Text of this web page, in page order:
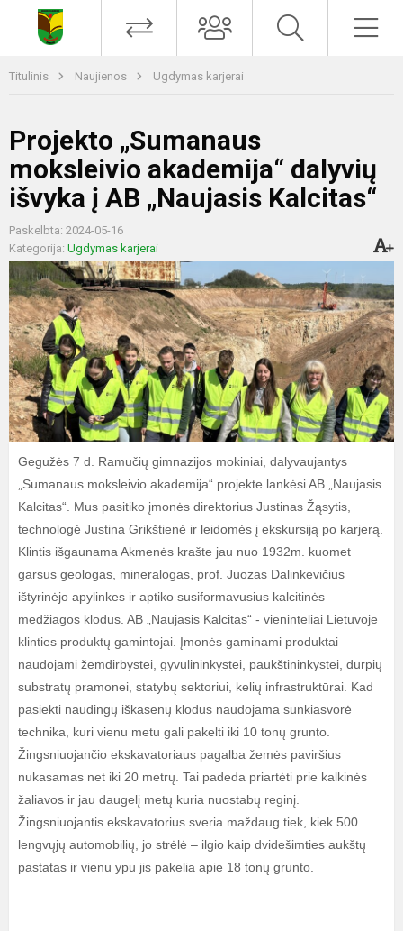
Titulinis Naujienos Ugdymas karjerai
Projekto „Sumanaus
moksleivio akademija“ dalyvių
išvyka į AB „Naujasis Kalcitas“
Paskelbta: 2024-05-16
Kategorija: Ugdymas karjerai
Gegužės 7 d. Ramučių gimnazijos mokiniai, dalyvaujantys
„Sumanaus moksleivio akademija“ projekte lankėsi AB „Naujasis
Kalcitas“. Mus pasitiko įmonės direktorius Justinas Žąsytis,
technologė Justina Grikštienė ir leidomės į ekskursiją po karjerą.
Klintis išgaunama Akmenės krašte jau nuo 1932m. kuomet
garsus geologas, mineralogas, prof. Juozas Dalinkevičius
ištyrinėjo apylinkes ir aptiko susiformavusius kalcitinės
medžiagos klodus. AB „Naujasis Kalcitas“ - vieninteliai Lietuvoje
klinties produktų gamintojai. Įmonės gaminami produktai
naudojami žemdirbystei, gyvulininkystei, paukštininkystei, durpių
substratų pramonei, statybų sektoriui, kelių infrastruktūrai. Kad
pasiekti naudingų iškasenų klodus naudojama sunkiasvorė
technika, kuri vienu metu gali pakelti iki 10 tonų grunto.
Žingsniuojančio ekskavatoriaus pagalba žemės paviršius
nukasamas net iki 20 metrų. Tai padeda priartėti prie kalkinės
žaliavos ir jau daugelį metų kuria nuostabų reginį.
Žingsniuojantis ekskavatorius sveria maždaug tiek, kiek 500
lengvųjų automobilių, jo strėlė – ilgio kaip dvidešimties aukštų
pastatas ir vienu ypu jis pakelia apie 18 tonų grunto.